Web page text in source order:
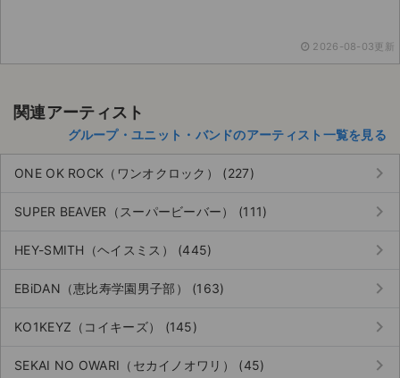
ご利用ガイド
ご利用ガイド
手数料・お支払い方法
2026-08-03更新
関連アーティスト
グループ・ユニット・バンドのアーティスト一覧を見る
ONE OK ROCK（ワンオクロック） (227) keyboard_arrow_right
SUPER BEAVER（スーパービーバー） (111) keyboard_arrow_right
HEY-SMITH（ヘイスミス） (445) keyboard_arrow_right
EBiDAN（恵比寿学園男子部） (163) keyboard_arrow_right
KO1KEYZ（コイキーズ） (145) keyboard_arrow_right
SEKAI NO OWARI（セカイノオワリ） (45) keyboard_arrow_right